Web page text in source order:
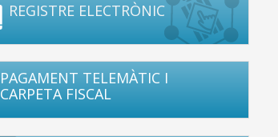
REGISTRE ELECTRÒNIC
PAGAMENT TELEMÀTIC I
CARPETA FISCAL